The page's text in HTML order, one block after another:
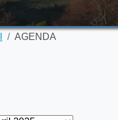
AGENDA